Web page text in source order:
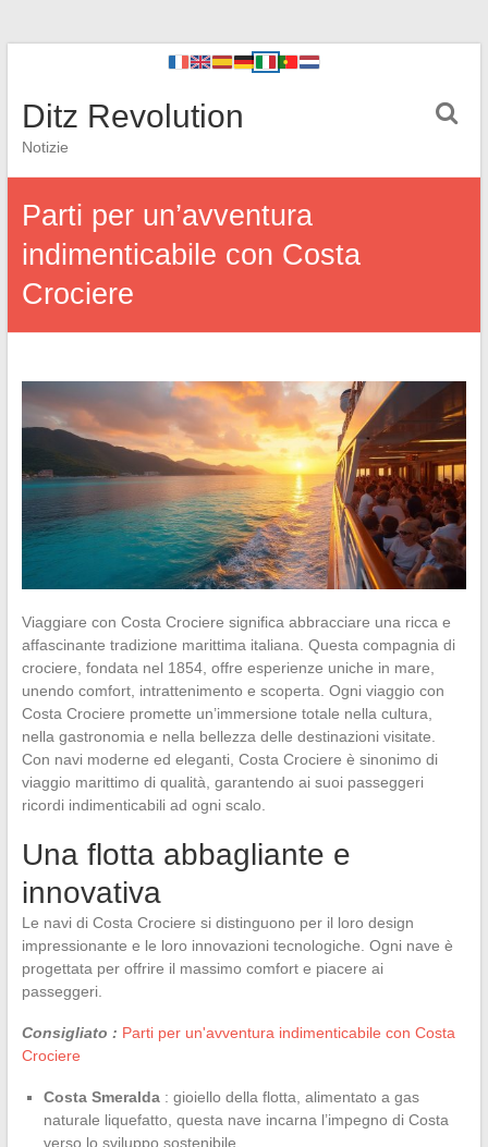
Ditz Revolution
Notizie
Parti per un’avventura
indimenticabile con Costa
Crociere
Viaggiare con Costa Crociere significa abbracciare una ricca e
affascinante tradizione marittima italiana. Questa compagnia di
crociere, fondata nel 1854, offre esperienze uniche in mare,
unendo comfort, intrattenimento e scoperta. Ogni viaggio con
Costa Crociere promette un’immersione totale nella cultura,
nella gastronomia e nella bellezza delle destinazioni visitate.
Con navi moderne ed eleganti, Costa Crociere è sinonimo di
viaggio marittimo di qualità, garantendo ai suoi passeggeri
ricordi indimenticabili ad ogni scalo.
Una flotta abbagliante e
innovativa
Le navi di Costa Crociere si distinguono per il loro design
impressionante e le loro innovazioni tecnologiche. Ogni nave è
progettata per offrire il massimo comfort e piacere ai
passeggeri.
Consigliato : Parti per un'avventura indimenticabile con Costa
Crociere
Costa Smeralda : gioiello della flotta, alimentato a gas
naturale liquefatto, questa nave incarna l’impegno di Costa
verso lo sviluppo sostenibile.